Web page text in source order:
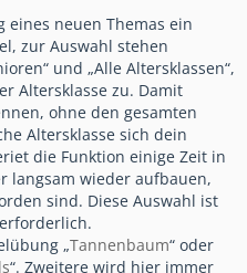
neuen Themas ein
zur Auswahl stehen
und „Alle Altersklassen“,
Altersklasse zu. Damit
ohne den gesamten
Altersklasse sich dein
die Funktion einige Zeit in
langsam wieder aufbauen,
sind. Diese Auswahl ist
„Tannenbaum“ oder
“. Zweitere wird hier immer